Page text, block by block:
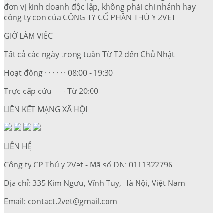
đơn vị kinh doanh độc lập, không phải chi nhánh hay
công ty con của CÔNG TY CỔ PHẦN THÚ Y 2VET
GIỜ LÀM VIỆC
Tất cả các ngày trong tuần Từ T2 đến Chủ Nhật
Hoạt động · · · · · · 08:00 - 19:30
Trực cấp cứu· · · · Từ 20:00
LIÊN KẾT MẠNG XÃ HỘI
LIÊN HỆ
Công ty CP Thú y 2Vet - Mã số DN: 0111322796
Địa chỉ: 335 Kim Ngưu, Vĩnh Tuy, Hà Nội, Việt Nam
Email: contact.2vet@gmail.com